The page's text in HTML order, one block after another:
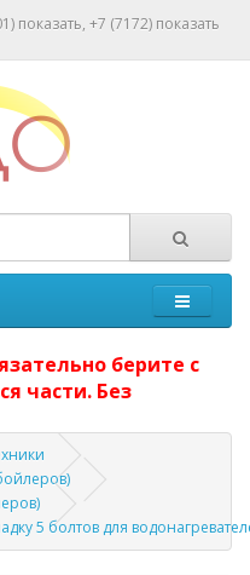
показать, +7 (7172) показать
берите с
части. Без
5 болтов для